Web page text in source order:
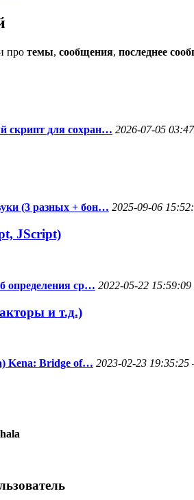
про темы, сообщения, последнее
скрипт для сохран… 2026-07-05
(3 разных + бон… 2025-09-06
JScript)
определения ср… 2022-05-22
и т.д.)
Kena: Bridge of… 2023-02-23